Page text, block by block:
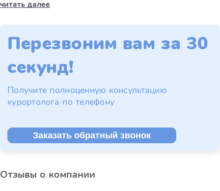
читать далее
Перезвоним вам за 30
секунд!
Получите полноценную консультацию
курортолога по телефону
Заказать обратный звонок
Отзывы о компании